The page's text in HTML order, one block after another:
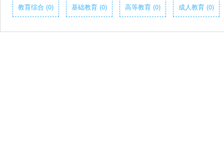
教育综合 (0) 基础教育 (0) 高等教育 (0) 成人教育 (0)